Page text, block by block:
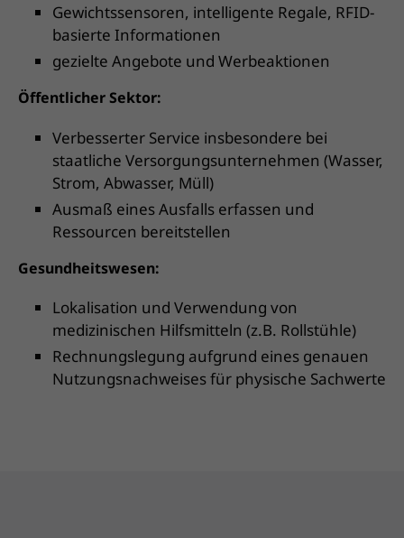
Gewichtssensoren, intelligente Regale, RFID-
basierte Informationen
gezielte Angebote und Werbeaktionen
Öffentlicher Sektor:
Verbesserter Service insbesondere bei
staatliche Versorgungsunternehmen (Wasser,
Strom, Abwasser, Müll)
Ausmaß eines Ausfalls erfassen und
Ressourcen bereitstellen
Gesundheitswesen:
Lokalisation und Verwendung von
medizinischen Hilfsmitteln (z.B. Rollstühle)
Rechnungslegung aufgrund eines genauen
Nutzungsnachweises für physische Sachwerte